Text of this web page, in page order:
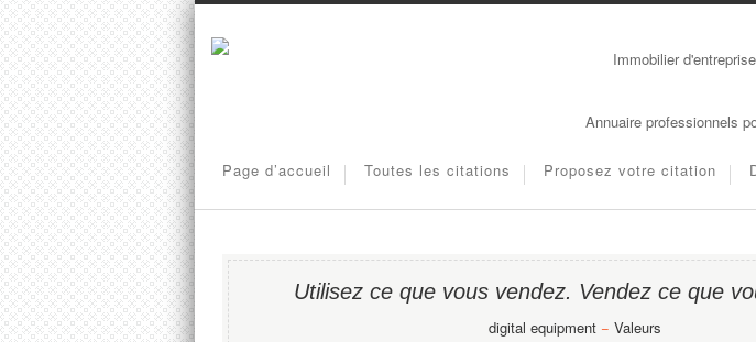
Immobilier
Annuaire professionnels
Page d’accueil Toutes les citations Proposez votre citation
Utilisez ce que vous vendez. Vendez ce que
digital equipment− Valeurs